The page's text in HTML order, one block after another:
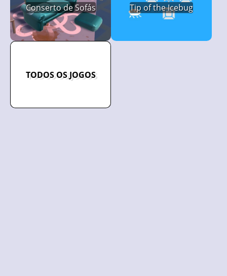
Conserto de Sofás Tip of the Icebug
TODOS OS JOGOS